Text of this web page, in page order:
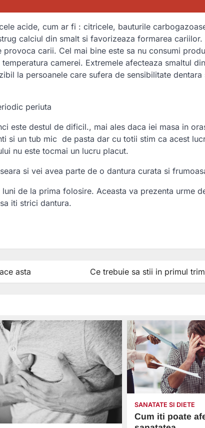
acide, cum ar fi : citricele, bauturile
calciul din smalt si favorizeaza formarea
carii. Cel mai bine este sa nu consumi
camerei. Extremele afecteaza smaltul
la persoanele care sufera de sensibilitate dentara
periuta
este destul de dificil., mai ales daca iei masa in
si un tub mic de pasta dar cu totii stim ca acest
nu este tocmai un lucru placut.
si vei avea parte de o dantura curata si
de la prima folosire. Aceasta va prezenta urme
iti strici dantura.
asta Ce trebuie sa stii in primul
SANATATE SI DIETE
Cum iti poate